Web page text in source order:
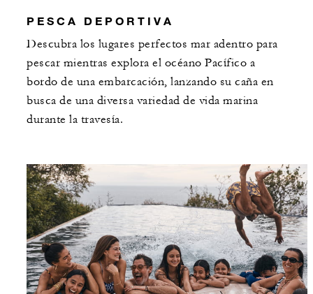
PESCA DEPORTIVA
Descubra los lugares perfectos mar adentro para
pescar mientras explora el océano Pacífico a
bordo de una embarcación, lanzando su caña en
busca de una diversa variedad de vida marina
durante la travesía.